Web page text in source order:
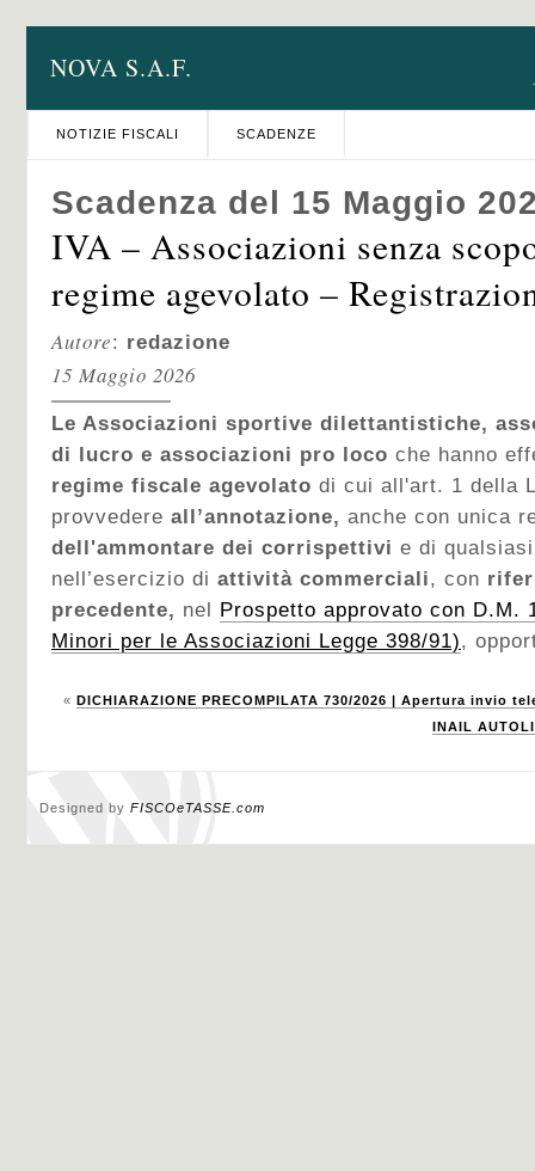
NOVA S.A.F.
NOTIZIE FISCALI SCADENZE
Scadenza del 15 Maggio
IVA – Associazioni senza
regime agevolato –
Autore: redazione
15 Maggio 2026
Le Associazioni sportive dilettantistiche,
di lucro e associazioni pro loco che hanno
regime fiscale agevolato di cui all'art. 1 della
provvedere all’annotazione, anche con unica
dell'ammontare dei corrispettivi e di
nell’esercizio di attività commerciali, con
precedente, nel Prospetto approvato con D.M.
Minori per le Associazioni Legge 398/91),
« DICHIARAZIONE PRECOMPILATA 730/2026 | Apertura invio
INAIL
Designed by FISCOeTASSE.com